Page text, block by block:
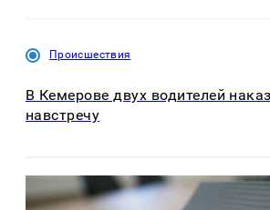
Происшествия
В Кемерове двух водителей
навстречу